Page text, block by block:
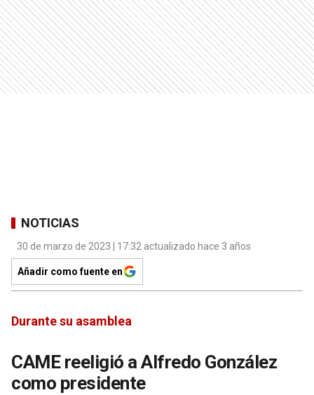
NOTICIAS
30 de marzo de 2023 | 17:32 actualizado hace 3 años
Añadir como fuente en
Durante su asamblea
CAME reeligió a Alfredo González
como presidente